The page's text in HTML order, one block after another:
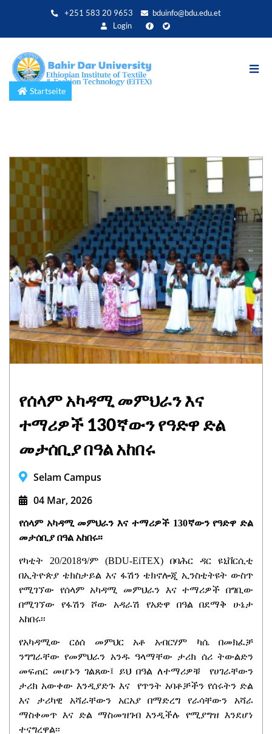
zum
+251 583 20 9653
bduinfo@bdu.edu.et
Login
Startseite
የሰላም አካዳሚ መምህራን እና
ተማሪዎች 130ኛውን የዓድዋ ድል
መታሰቢያ በዓል አከበሩ
Selam Campus
04 Mar, 2026
የሰላም አካዳሚ መምህራን እና ተማሪዎች 130ኛውን የዓድዋ ድል
መታሰቢያ በዓል አከበሩ፡፡
የካቲት 20/2018ዓ/ም (BDU-EiTEX) በባሕር ዳር ዩኒቨርሲቲ
በኢትዮጵያ ቴክስታይል እና ፋሽን ቴክኖሎጂ ኢንስቲትዩት ውስጥ
የሚገኘው የሰላም አካዳሚ መምህራን እና ተማሪዎች በግቢው
በሚገኘው የፋሽን ሾው አዳራሽ የአድዋ በዓል በደማቅ ሁኔታ
አከበሩ፡፡
የአካዳሚው ርዕሰ መምህር አቶ አብርሃም ካሴ በመክፈቻ
ንግግራቸው የመምህራን አንዱ ዓላማቸው ታሪክ ሰሪ ትውልድን
መፍጠር መሆኑን ገልጸው፤ ይህ በዓል ለተማሪዎቹ የሀገራቸውን
ታሪክ አውቀው እንዲያድጉ እና የጥንት አባቶቻችን የሰሩትን ድል
እና ታሪካዊ አሻራቸውን አርአያ በማድረግ የራሳቸውን አሻራ
ማስቀመጥ እና ድል ማስመዝገብ እንዲችሉ የሚያግዝ እንደሆነ
ተናግረዋል፡፡